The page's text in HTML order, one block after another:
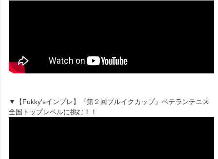
▼【Fukky'sインプレ】『第２回ブルイクカップ』ベテランテニス
全国トップレベルに挑む！！